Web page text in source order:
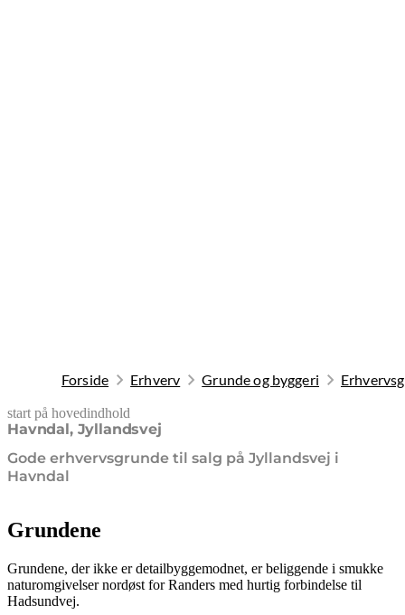
Forside Erhverv Grunde og byggeri
start på hovedindhold
Havndal, Jyllandsvej
Gode erhvervsgrunde til salg på Jyllandsvej i
Havndal
senest opdateret 8. april 2026
Grundene
Grundene, der ikke er detailbyggemodnet, er beliggende i smukke
naturomgivelser nordøst for Randers med hurtig forbindelse til
Hadsundvej.